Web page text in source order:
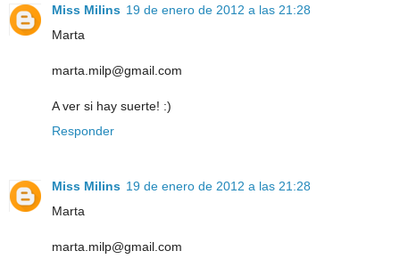
Miss Milins 19 de enero de 2012 a las 21:28
Marta
marta.milp@gmail.com
A ver si hay suerte! :)
Responder
Miss Milins 19 de enero de 2012 a las 21:28
Marta
marta.milp@gmail.com